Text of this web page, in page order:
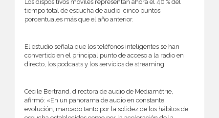
Los dispositivos móviles representan ahora el 40 % del
tiempo total de escucha de audio, cinco puntos
porcentuales más que el año anterior.
El estudio señala que los teléfonos inteligentes se han
convertido en el principal punto de acceso a la radio en
directo, los podcasts y los servicios de streaming.
Cécile Bertrand, directora de audio de Médiamétrie,
afirmó: «En un panorama de audio en constante
evolución, marcado tanto por la solidez de los hábitos de